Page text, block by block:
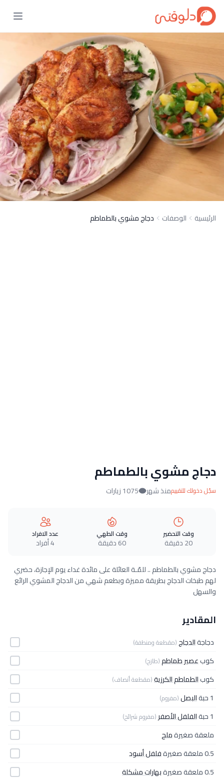
الرئيسية الوصفات دجاج مشوي بالطماطم
دجاج مشوي بالطماطم
سجّل دخولك للتقييممنذ شهر 1075 زيارات
وقت التحضير
20 دقيقة
وقت الطهي
60 دقيقة
عدد الافراد
4 أفراد
دجاج مشوي بالطماطم .. للمّـة العائلة على مائدة غداء يوم الإجازة، حضري
لهم طبخات الدجاج بطريقة مميزة وبطعم شهي من الدجاج المشوي الرائع
والسهل
المقادير
دجاجةالدجاج(مقطعة ومنطفة)
كوبعصير طماطم(طازج)
كوبالطماطم الكرزية(مقطعة أنصاف)
1 حبة البصل(مفروم)
1 حبة الفلفل الأصفر (مفروم شرائح)
ملعقة صغيرةملح
0.5 ملعقة صغيرة
فلفل أسود
0.5 ملعقة صغيرة
بهارات مشكلة